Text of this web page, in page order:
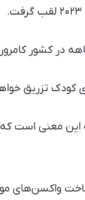
در کشور
کودک تزریق
همین عدد هم به این
واکسن‌های